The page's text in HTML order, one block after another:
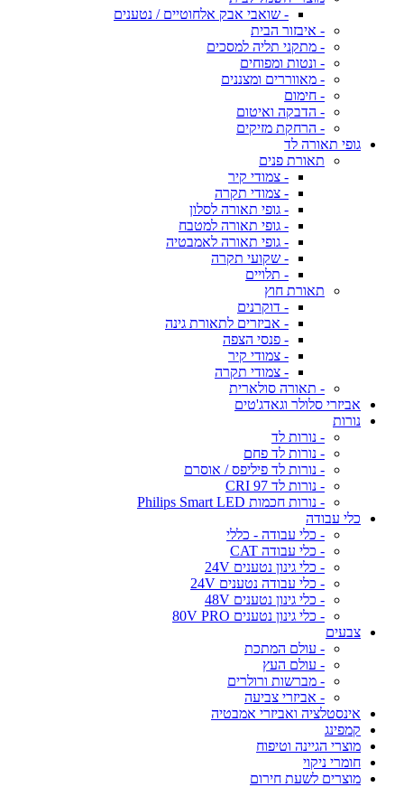
- שואבי אבק אלחוטיים / נטענים
- איבזור הבית
- מתקני תליה למסכים
- ונטות ומפוחים
- מאווררים ומצננים
- חימום
- הדבקה ואיטום
- הרחקת מזיקים
גופי תאורה לד
תאורת פנים
- צמודי קיר
- צמודי תקרה
- גופי תאורה לסלון
- גופי תאורה למטבח
- גופי תאורה לאמבטיה
- שקועי תקרה
- תלויים
תאורת חוץ
- דוקרנים
- אביזרים לתאורת גינה
- פנסי הצפה
- צמודי קיר
- צמודי תקרה
- תאורה סולארית
אביזרי סלולר וגאדג'טים
נורות
- נורות לד
- נורות לד פחם
- נורות לד פיליפס / אוסרם
- נורות לד CRI 97
- נורות חכמות Philips Smart LED
כלי עבודה
- כלי עבודה - כללי
- כלי עבודה CAT
- כלי גינון נטענים 24V
- כלי עבודה נטענים 24V
- כלי גינון נטענים 48V
- כלי גינון נטענים 80V PRO
צבעים
- עולם המתכת
- עולם העץ
- מברשות ורולרים
- אביזרי צביעה
אינסטלציה ואביזרי אמבטיה
קמפינג
מוצרי הגיינה וטיפוח
חומרי ניקוי
מוצרים לשעת חירום